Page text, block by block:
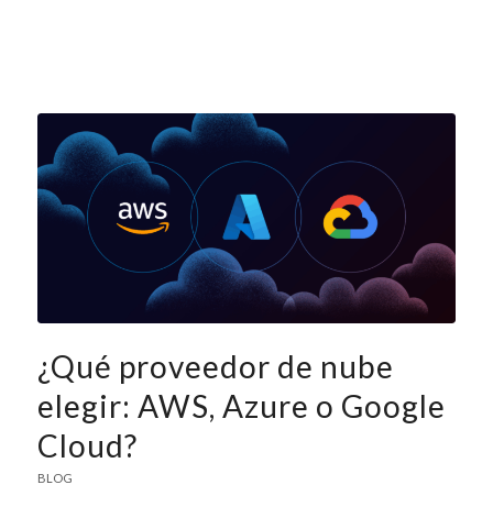
¿Qué proveedor de nube
elegir: AWS, Azure o Google
Cloud?
BLOG